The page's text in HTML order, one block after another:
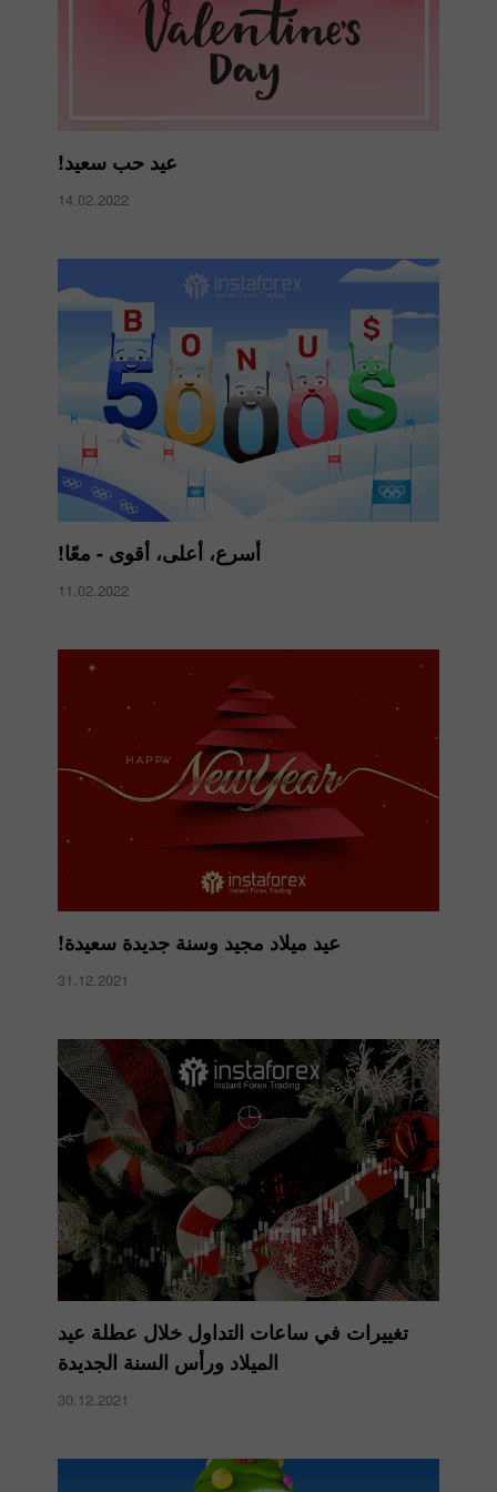
عيد حب سعيد!
14.02.2022
أسرع، أعلى، أقوى - معًا!
11.02.2022
عيد ميلاد مجيد وسنة جديدة سعيدة!
31.12.2021
تغييرات في ساعات التداول خلال عطلة عيد
الميلاد ورأس السنة الجديدة
30.12.2021